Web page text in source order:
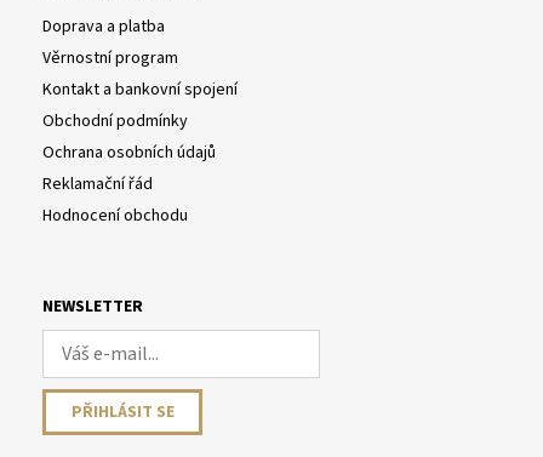
Doprava a platba
Věrnostní program
Kontakt a bankovní spojení
Obchodní podmínky
Ochrana osobních údajů
Reklamační řád
Hodnocení obchodu
NEWSLETTER